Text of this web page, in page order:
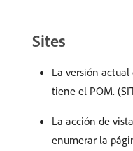
Sites
La versión actual
tiene el POM.
La acción de
enumerar la